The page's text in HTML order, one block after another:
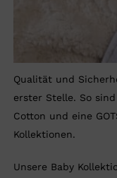
Qualität und
erster Stelle. So sind
Cotton und eine
Kollektionen.
Unsere Baby